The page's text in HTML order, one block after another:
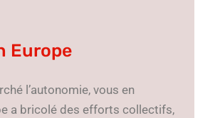
Europe
l’autonomie, vous en
a bricolé des efforts collectifs,